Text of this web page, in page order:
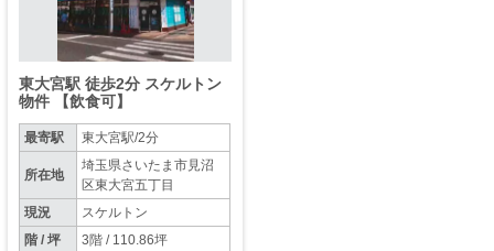
東大宮駅 徒歩2分 スケルトン
物件 【飲食可】
最寄駅 東大宮駅/2分
所在地
埼玉県さいたま市見沼
区東大宮五丁目
現況
スケルトン
階 / 坪
3階 / 110.86坪